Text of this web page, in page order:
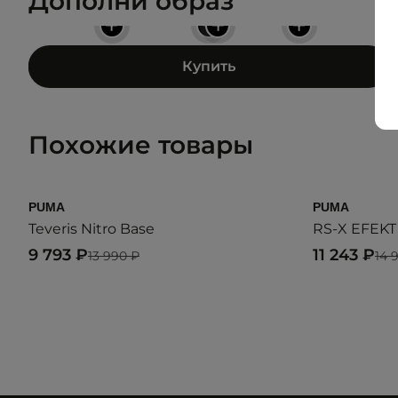
+
+ + +
Купить
Похожие товары
PUMA
Teveris Nitro Base
13 990 ₽
9 793 ₽
PUMA
RS-X
14
11 243 ₽